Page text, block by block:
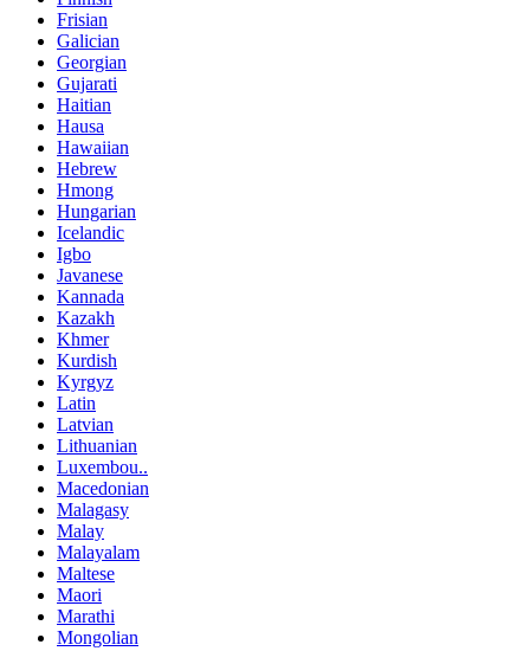
Frisian
Galician
Georgian
Gujarati
Haitian
Hausa
Hawaiian
Hebrew
Hmong
Hungarian
Icelandic
Igbo
Javanese
Kannada
Kazakh
Khmer
Kurdish
Kyrgyz
Latin
Latvian
Lithuanian
Luxembou..
Macedonian
Malagasy
Malay
Malayalam
Maltese
Maori
Marathi
Mongolian